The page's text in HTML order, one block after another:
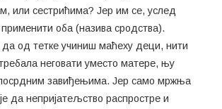
или сестрићима? Јер им се, услед
оба (назива сродства).
да од тетке учиниш маћеху деци, нити
неговати уместо матере, њу
завиђењима. Јер само мржња
да непријатељство распростре и